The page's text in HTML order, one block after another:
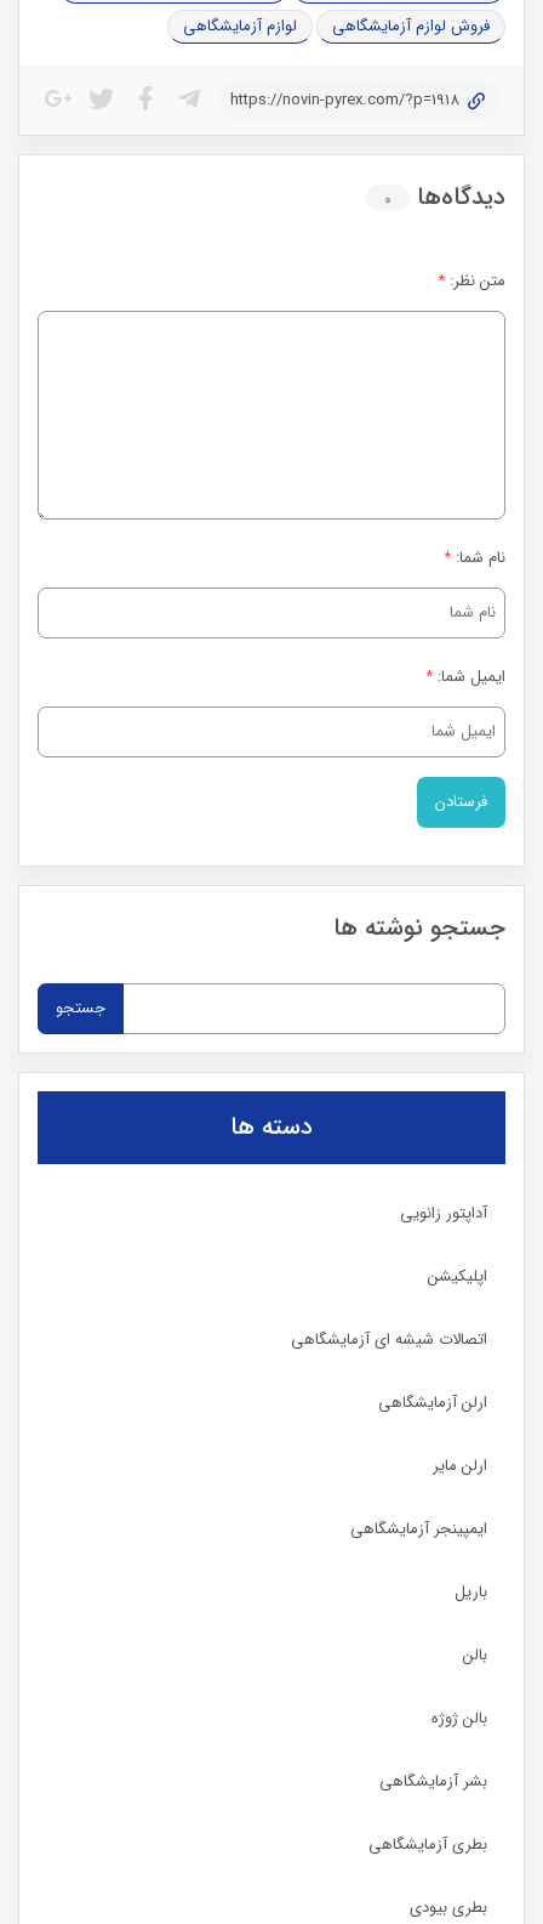
فروش لوازم آزمایشگاهی لوازم آزمایشگاهی
https://novin-pyrex.com/?p=1918
دیدگاه‌ها ۰
متن نظر: *
نام شما: *
ایمیل شما: *
جستجو نوشته ها
برای:
دسته ها
آداپتور زانویی
اپلیکیشن
اتصالات شیشه ای آزمایشگاهی
ارلن آزمایشگاهی
ارلن مایر
ایمپینجر آزمایشگاهی
باریل
بالن
بالن ژوژه
بشر آزمایشگاهی
بطری آزمایشگاهی
بطری بیودی